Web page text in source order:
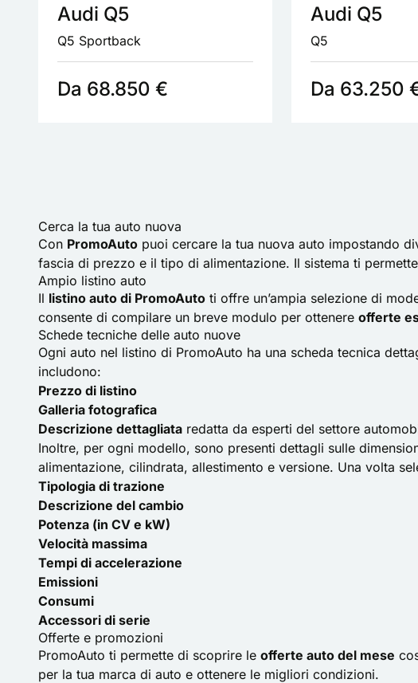
Audi Q5
Q5 Sportback
Da 68.850 €
Audi Q5
Q5
Da 63.250
Cerca la tua auto nuova
Con PromoAuto puoi cercare la tua nuova auto impostando
fascia di prezzo e il tipo di alimentazione. Il sistema ti
Ampio listino auto
Il listino auto di PromoAuto ti offre un’ampia selezione di
consente di compilare un breve modulo per ottenere offerte
Schede tecniche delle auto nuove
Ogni auto nel listino di PromoAuto ha una scheda tecnica
includono:
Prezzo di listino
Galleria fotografica
Descrizione dettagliata redatta da esperti del settore
Inoltre, per ogni modello, sono presenti dettagli sulle
alimentazione, cilindrata, allestimento e versione. Una volta
Tipologia di trazione
Descrizione del cambio
Potenza (in CV e kW)
Velocità massima
Tempi di accelerazione
Emissioni
Consumi
Accessori di serie
Offerte e promozioni
PromoAuto ti permette di scoprire le offerte auto del mese
per la tua marca di auto e ottenere le migliori condizioni.